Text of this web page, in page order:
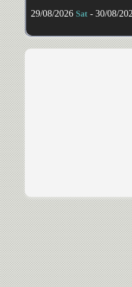
29/08/2026 Sat - 30/08/